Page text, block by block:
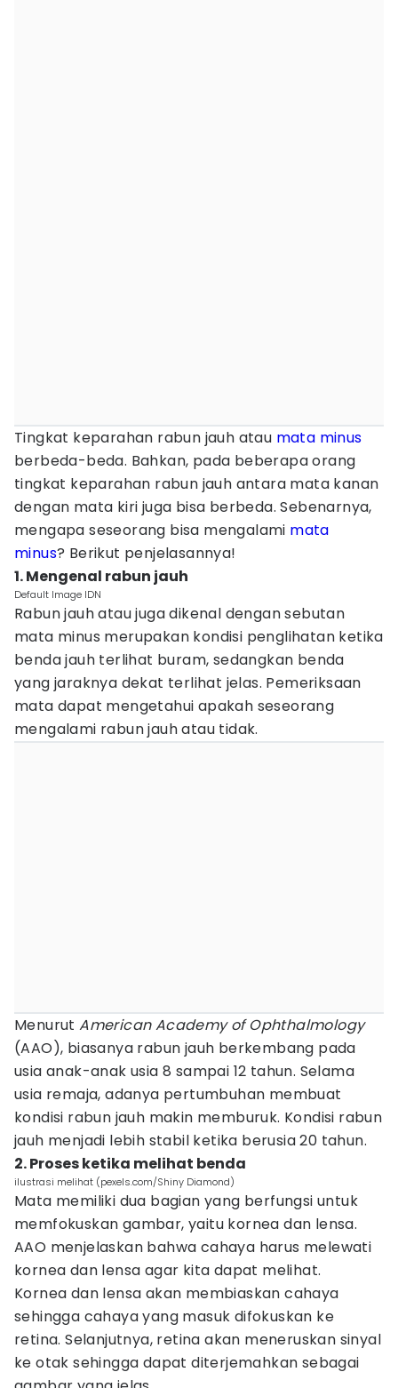
Tingkat keparahan rabun jauh atau mata minus
berbeda-beda. Bahkan, pada beberapa orang
tingkat keparahan rabun jauh antara mata kanan
dengan mata kiri juga bisa berbeda. Sebenarnya,
mengapa seseorang bisa mengalami mata
minus? Berikut penjelasannya!
1. Mengenal rabun jauh
Default Image IDN
Rabun jauh atau juga dikenal dengan sebutan
mata minus merupakan kondisi penglihatan ketika
benda jauh terlihat buram, sedangkan benda
yang jaraknya dekat terlihat jelas. Pemeriksaan
mata dapat mengetahui apakah seseorang
mengalami rabun jauh atau tidak.
MenurutAmerican Academy of Ophthalmology
(AAO), biasanya rabun jauh berkembang pada
usia anak-anak usia 8 sampai 12 tahun. Selama
usia remaja, adanya pertumbuhan membuat
kondisi rabun jauh makin memburuk. Kondisi rabun
jauh menjadi lebih stabil ketika berusia 20 tahun.
2. Proses ketika melihat benda
ilustrasi melihat (pexels.com/Shiny Diamond)
Mata memiliki dua bagian yang berfungsi untuk
memfokuskan gambar, yaitu kornea dan lensa.
AAO menjelaskan bahwa cahaya harus melewati
kornea dan lensa agar kita dapat melihat.
Kornea dan lensa akan membiaskan cahaya
sehingga cahaya yang masuk difokuskan ke
retina. Selanjutnya, retina akan meneruskan sinyal
ke otak sehingga dapat diterjemahkan sebagai